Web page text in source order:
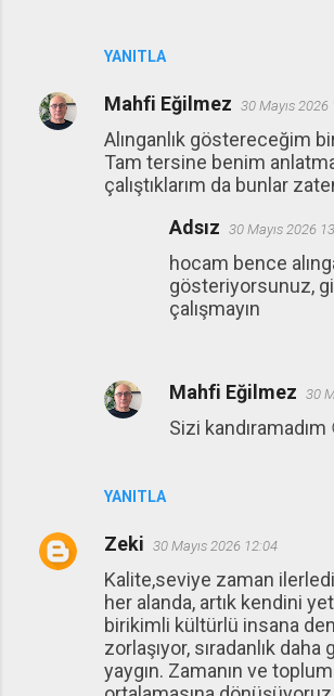
YANITLA
Mahfi Eğilmez 30 Mayıs 2026
Alınganlık göstereceğim
Tam tersine benim
çalıştıklarım da bunlar
YANITLA
Adsız 30 Mayıs 2026
hocam bence
gösteriyorsunuz,
çalışmayın
Mahfi Eğilmez 30
Sizi kandıramadım
Zeki 30 Mayıs 2026 12:04
Kalite,seviye zaman
her alanda, artık kendini
birikimli kültürlü insana
zorlaşıyor, sıradanlık daha
yaygın. Zamanın ve